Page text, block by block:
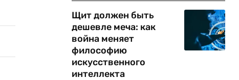
Щит должен быть
дешевле меча: как
война меняет
философию
искусственного
интеллекта